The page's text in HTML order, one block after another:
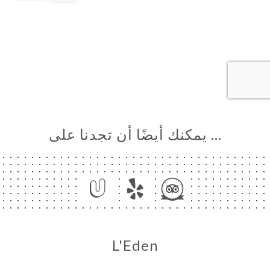
… يمكنك أيضًا أن تجدنا على
L'Eden